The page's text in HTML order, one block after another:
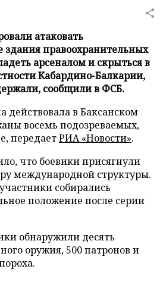
атаковать
правоохранительных
арсеналом и скрыться в
Кабардино-Балкарии,
сообщили в ФСБ.
действовала в Баксанском
восемь подозреваемых,
передаетРИА «Новости».
что боевики присягнули
международной структуры.
собирались
положение после серии
обнаружили десять
оружия, 500 патронов и